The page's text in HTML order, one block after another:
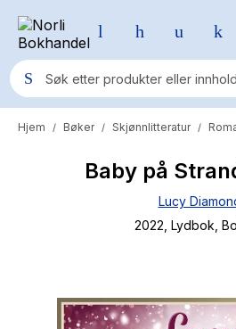
Populære søk
Pokemon
Fury Bound - Sable Sorensen
Elizabeth Strout
Hjem / Bøker / Skjønnlitteratur /
Baby på
Lucy
2022 , Lydbok ,